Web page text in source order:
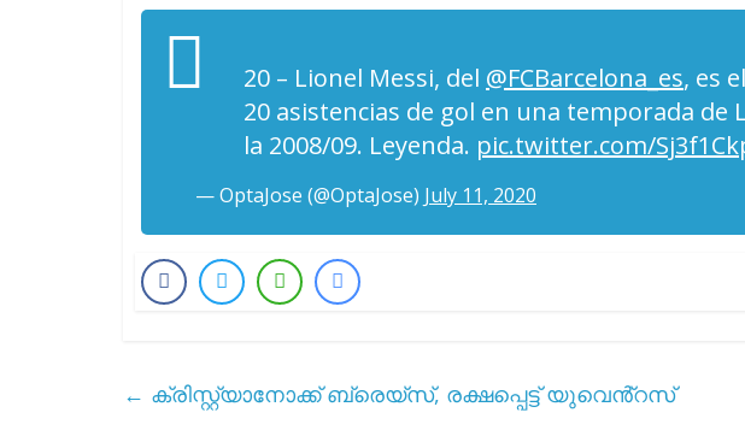
20 – Lionel Messi, del @FCBarcelona_es, es
20 asistencias de gol en una temporada de
la 2008/09. Leyenda. pic.twitter.com/
— OptaJose (@OptaJose) July 11, 2020
← ക്രിസ്റ്റ്യാനോക്ക് ബ്രെയ്സ്, രക്ഷപ്പെട്ട് യുവെൻ്റസ്